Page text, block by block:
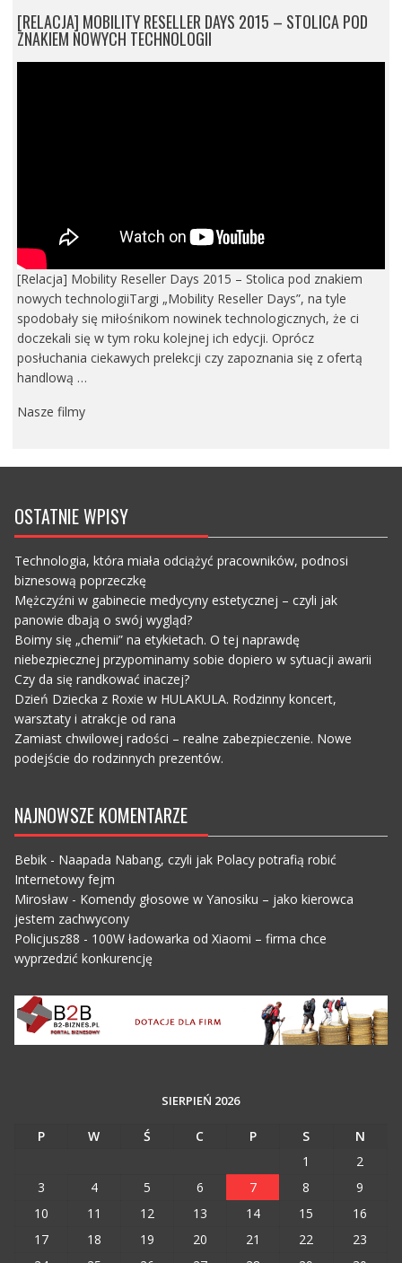
[RELACJA] MOBILITY RESELLER DAYS 2015 – STOLICA POD
ZNAKIEM NOWYCH TECHNOLOGII
[Relacja] Mobility Reseller Days 2015 – Stolica pod znakiem
nowych technologiiTargi „Mobility Reseller Days”, na tyle
spodobały się miłośnikom nowinek technologicznych, że ci
doczekali się w tym roku kolejnej ich edycji. Oprócz
posłuchania ciekawych prelekcji czy zapoznania się z ofertą
handlową …
Nasze filmy
OSTATNIE WPISY
Technologia, która miała odciążyć pracowników, podnosi
biznesową poprzeczkę
Mężczyźni w gabinecie medycyny estetycznej – czyli jak
panowie dbają o swój wygląd?
Boimy się „chemii” na etykietach. O tej naprawdę
niebezpiecznej przypominamy sobie dopiero w sytuacji awarii
Czy da się randkować inaczej?
Dzień Dziecka z Roxie w HULAKULA. Rodzinny koncert,
warsztaty i atrakcje od rana
Zamiast chwilowej radości – realne zabezpieczenie. Nowe
podejście do rodzinnych prezentów.
NAJNOWSZE KOMENTARZE
Bebik- Naapada Nabang, czyli jak Polacy potrafią robić
Internetowy fejm
Mirosław- Komendy głosowe w Yanosiku – jako kierowca
jestem zachwycony
Policjusz88 - 100W ładowarka od Xiaomi – firma chce
wyprzedzić konkurencję
SIERPIEŃ 2026
P W Ś C P S
N
1
2
3
4 5 6 7 8
9
10
11 12 13 14 15
16
17
18 19 20 21 22
23